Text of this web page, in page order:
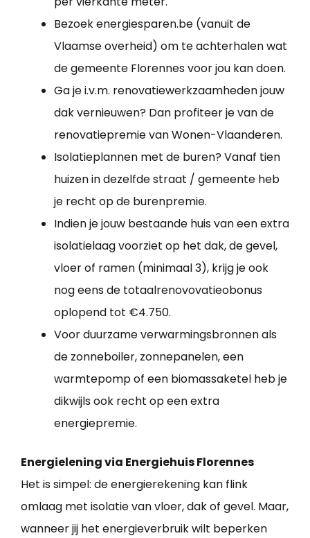
Bezoek energiesparen.be (vanuit de
Vlaamse overheid) om te achterhalen wat
de gemeente Florennes voor jou kan doen.
Ga je i.v.m. renovatiewerkzaamheden jouw
dak vernieuwen? Dan profiteer je van de
renovatiepremie van Wonen-Vlaanderen.
Isolatieplannen met de buren? Vanaf tien
huizen in dezelfde straat / gemeente heb
je recht op de burenpremie.
Indien je jouw bestaande huis van een extra
isolatielaag voorziet op het dak, de gevel,
vloer of ramen (minimaal 3), krijg je ook
nog eens de totaalrenovovatieobonus
oplopend tot €4.750.
Voor duurzame verwarmingsbronnen als
de zonneboiler, zonnepanelen, een
warmtepomp of een biomassaketel heb je
dikwijls ook recht op een extra
energiepremie.
Energielening via Energiehuis Florennes
Het is simpel: de energierekening kan flink
omlaag met isolatie van vloer, dak of gevel. Maar,
wanneer jij het energieverbruik wilt beperken